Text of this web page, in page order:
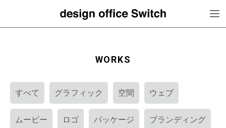
WORKS
すべて グラフィック 空間 ウェブ
ムービー ロゴ パッケージ ブランディング